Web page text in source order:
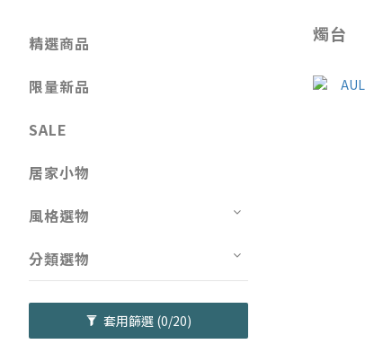
精選商品
限量新品
SALE
居家小物
風格選物
分類選物
套用篩選 (0/20)
燭台